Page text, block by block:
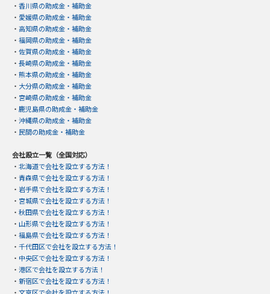
・ 香川県の助成金・補助金
・ 愛媛県の助成金・補助金
・ 高知県の助成金・補助金
・ 福岡県の助成金・補助金
・ 佐賀県の助成金・補助金
・ 長崎県の助成金・補助金
・ 熊本県の助成金・補助金
・ 大分県の助成金・補助金
・ 宮崎県の助成金・補助金
・ 鹿児島県の助成金・補助金
・ 沖縄県の助成金・補助金
・ 民間の助成金・補助金
会社設立一覧（全国対応）
・ 北海道で会社を設立する方法！
・ 青森県で会社を設立する方法！
・ 岩手県で会社を設立する方法！
・ 宮城県で会社を設立する方法！
・ 秋田県で会社を設立する方法！
・ 山形県で会社を設立する方法！
・ 福島県で会社を設立する方法！
・ 千代田区で会社を設立する方法！
・ 中央区で会社を設立する方法！
・ 港区で会社を設立する方法！
・ 新宿区で会社を設立する方法！